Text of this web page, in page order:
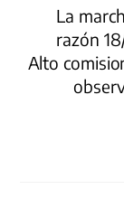
La
razón
Alto